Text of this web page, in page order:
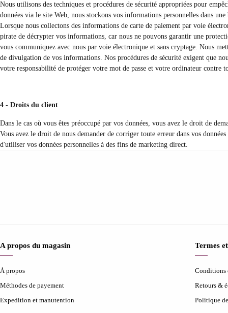
Nous utilisons des techniques et procédures de sécurité appropriées pour
données via le site Web, nous stockons vos informations personnelles dans
Lorsque nous collectons des informations de carte de paiement par voie
pirate de décrypter vos informations, car nous ne pouvons garantir une
vous communiquez avec nous par voie électronique et sans cryptage. Nous
de divulgation de vos informations. Nos procédures de sécurité exigent que
votre responsabilité de protéger votre mot de passe et votre ordinateur contre
4 - Droits du client
Dans le cas où vous êtes préoccupé par vos données, vous avez le droit de
Vous avez le droit de nous demander de corriger toute erreur dans vos
d'utiliser vos données personnelles à des fins de marketing direct.
A propos du magasin
À propos
Méthodes de payement
Expedition et manutention
Termes
Conditions
Retours &
Politique